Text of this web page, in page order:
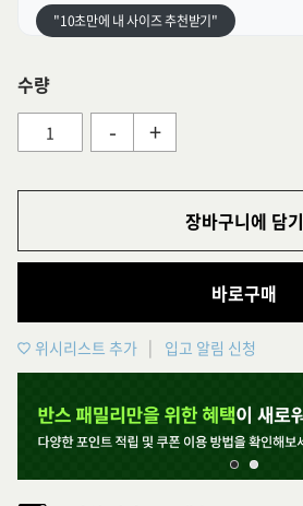
"10초만에 내 사이즈 추천받기"
수량
- +
장바구니에 담기
바로구매
위시리스트 추가 입고 알림 신청